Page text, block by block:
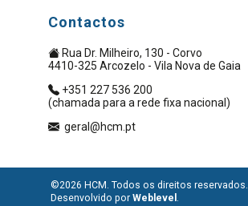
Contactos
Rua Dr. Milheiro, 130 - Corvo
4410-325 Arcozelo - Vila Nova de Gaia
+351 227 536 200
(chamada para a rede fixa nacional)
geral@hcm.pt
©2026 HCM. Todos os direitos reservados.
Desenvolvido por Weblevel .